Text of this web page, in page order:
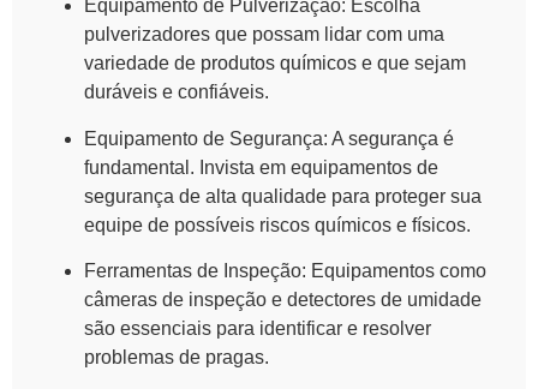
Equipamento de Pulverização: Escolha
pulverizadores que possam lidar com uma
variedade de produtos químicos e que sejam
duráveis e confiáveis.
Equipamento de Segurança: A segurança é
fundamental. Invista em equipamentos de
segurança de alta qualidade para proteger sua
equipe de possíveis riscos químicos e físicos.
Ferramentas de Inspeção: Equipamentos como
câmeras de inspeção e detectores de umidade
são essenciais para identificar e resolver
problemas de pragas.